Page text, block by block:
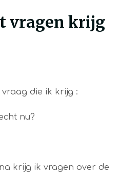
vragen krijg
vraag die ik krijg :
nu?
krijg ik vragen over de